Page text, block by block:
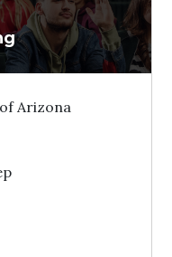
vấn Interlink
Arizona